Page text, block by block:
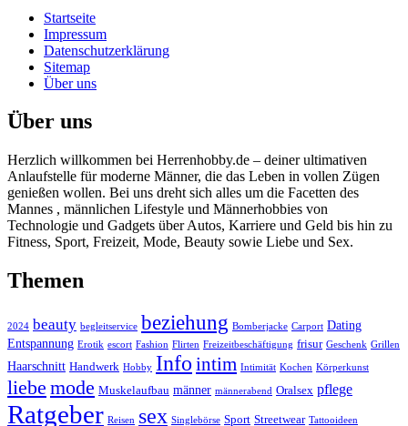
Startseite
Impressum
Datenschutzerklärung
Sitemap
Über uns
Über uns
Herzlich willkommen bei Herrenhobby.de – deiner ultimativen
Anlaufstelle für moderne Männer, die das Leben in vollen Zügen
genießen wollen. Bei uns dreht sich alles um die Facetten des
Mannes , männlichen Lifestyle und Männerhobbies von
Technologie und Gadgets über Autos, Karriere und Geld bis hin zu
Fitness, Sport, Freizeit, Mode, Beauty sowie Liebe und Sex.
Themen
2024 beauty begleitservice beziehung Bomberjacke Carport Dating
Entspannung Erotik escort Fashion Flirten Freizeitbeschäftigung frisur Geschenk Grillen
Haarschnitt Handwerk Hobby Info intim Intimität Kochen Körperkunst
liebe mode Muskelaufbau männer männerabend Oralsex pflege
Ratgeber Reisen sex Singlebörse Sport Streetwear Tattooideen